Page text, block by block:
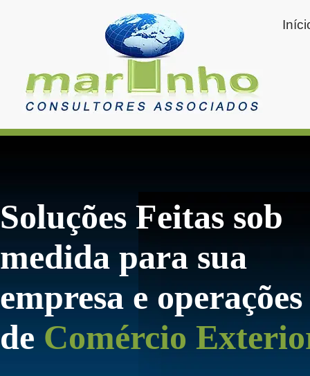
Soluções Feitas sob
medida para sua
empresa e operações
de Comércio